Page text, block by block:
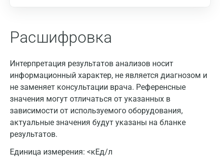
Расшифровка
Интерпретация результатов анализов носит
информационный характер, не является диагнозом и
не заменяет консультации врача. Референсные
значения могут отличаться от указанных в
зависимости от используемого оборудования,
актуальные значения будут указаны на бланке
результатов.
Единица измерения: <кЕд/л
Москва